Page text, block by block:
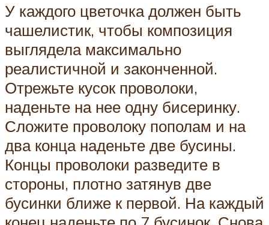
У каждого цветочка должен быть
чашелистик, чтобы композиция
выглядела максимально
реалистичной и законченной.
Отрежьте кусок проволоки,
наденьте на нее одну бисеринку.
Сложите проволоку пополам и на
два конца наденьте две бусины.
Концы проволоки разведите в
стороны, плотно затянув две
бусинки ближе к первой. На каждый